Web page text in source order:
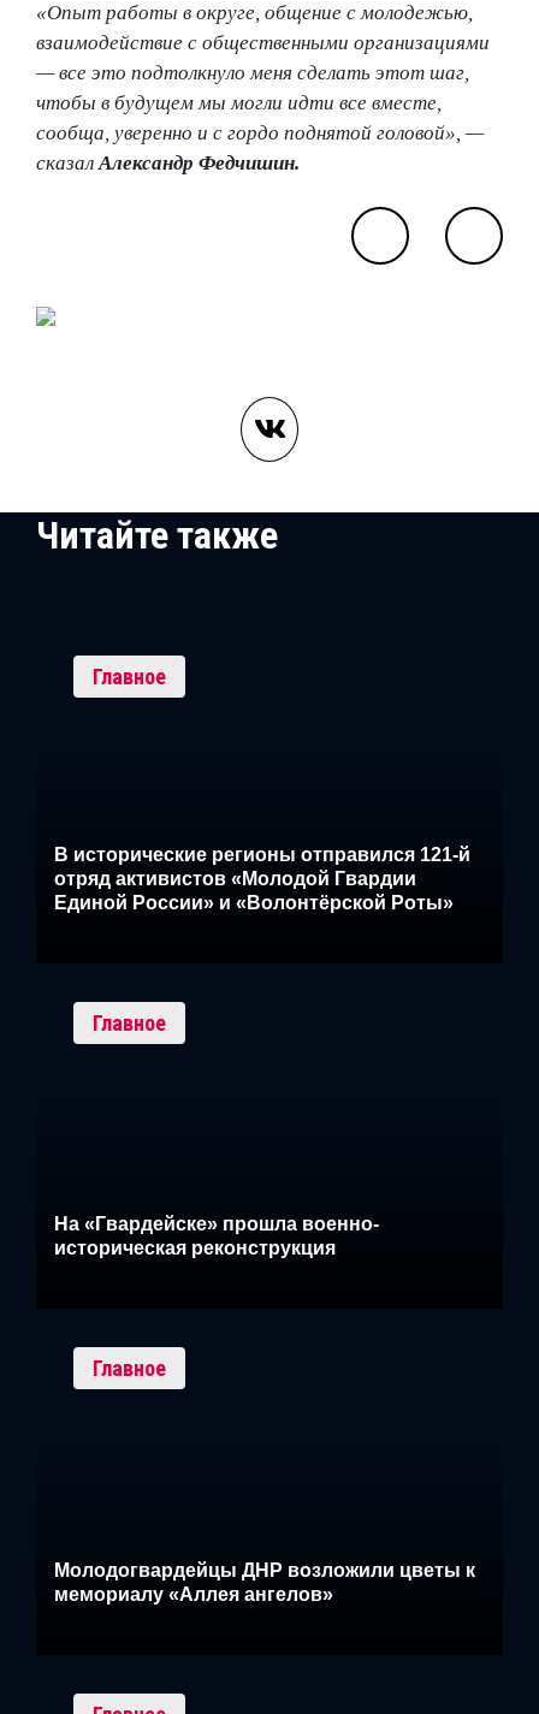
«Опыт работы в округе, общение с молодежью,
взаимодействие с общественными организациями
— все это подтолкнуло меня сделать этот шаг,
чтобы в будущем мы могли идти все вместе,
сообща, уверенно и с гордо поднятой головой», —
сказалАлександр Федчишин.
Читайте также
Главное
В исторические регионы отправился 121-й
отряд активистов «Молодой Гвардии
Единой России» и «Волонтёрской Роты»
Главное
На «Гвардейске» прошла военно-
историческая реконструкция
Главное
Молодогвардейцы ДНР возложили цветы к
мемориалу «Аллея ангелов»